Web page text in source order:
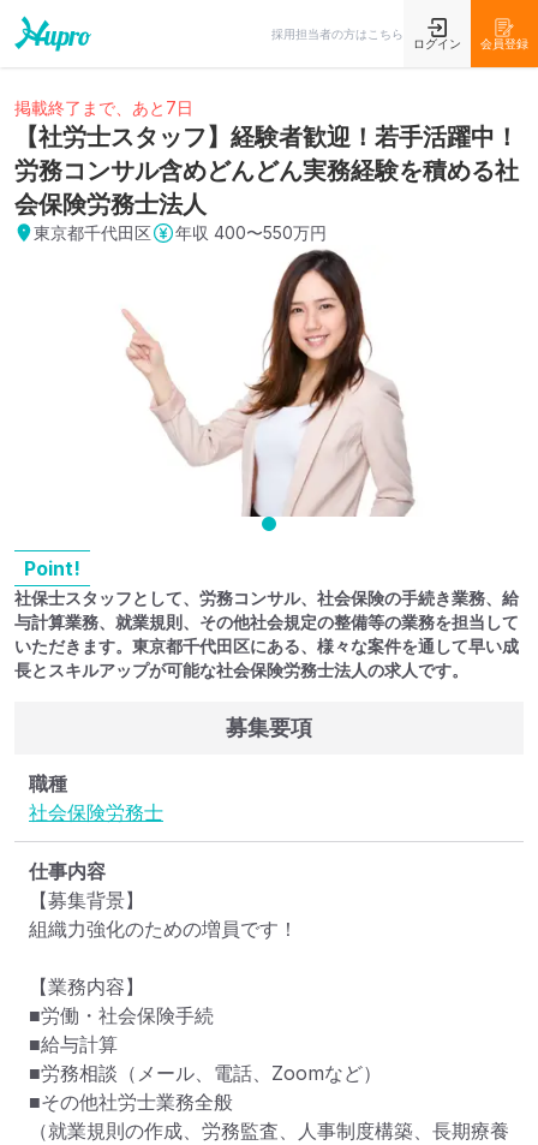
採用担当者の方はこちら
ログイン 会員登録
掲載終了まで、あと7日
【社労士スタッフ】経験者歓迎！若手活躍中！
労務コンサル含めどんどん実務経験を積める社
会保険労務士法人
東京都千代田区 年収 400〜550万円
Point!
社保士スタッフとして、労務コンサル、社会保険の手続き業務、給
与計算業務、就業規則、その他社会規定の整備等の業務を担当して
いただきます。東京都千代田区にある、様々な案件を通して早い成
長とスキルアップが可能な社会保険労務士法人の求人です。
募集要項
職種
社会保険労務士
仕事内容
【募集背景】
組織力強化のための増員です！
【業務内容】
■労働・社会保険手続
■給与計算
■労務相談（メール、電話、Zoomなど）
■その他社労士業務全般
（就業規則の作成、労務監査、人事制度構築、長期療養